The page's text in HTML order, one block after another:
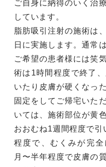
ご自身に納得のいく治
しています。
脂肪吸引注射の施術は
日に実施します。通常
ご希望の患者様には笑
術は1時間程度で終了
いたり皮膚が硬くなっ
固定をしてご帰宅いた
いては、施術部位が黄
おおむね1週間程度で引
程度で、むくみが完
月〜半年程度で皮膚の